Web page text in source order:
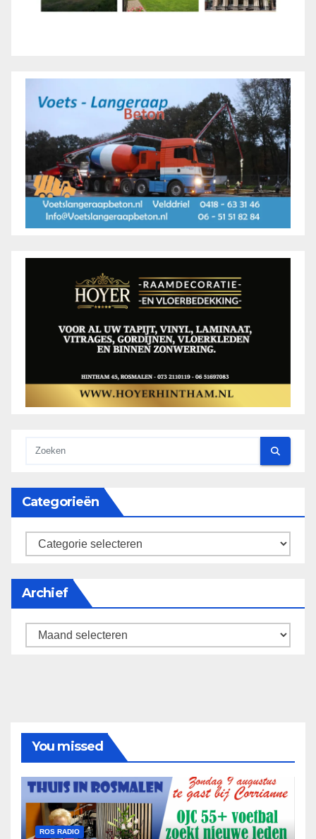
Categorieën
categorieën
Archief
Archief
You missed
ROS RADIO